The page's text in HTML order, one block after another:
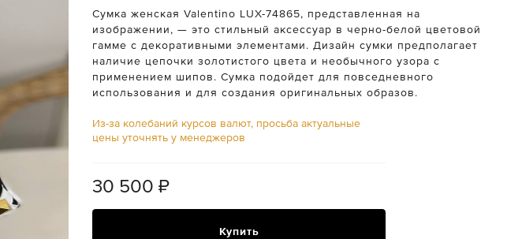
Сумка женская Valentino LUX-74865, представленная на
изображении, — это стильный аксессуар в черно-белой цветовой
гамме с декоративными элементами. Дизайн сумки предполагает
наличие цепочки золотистого цвета и необычного узора с
применением шипов. Сумка подойдет для повседневного
использования и для создания оригинальных образов.
Из-за колебаний курсов валют, просьба актуальные
цены уточнять у менеджеров
30 500 ₽
Купить